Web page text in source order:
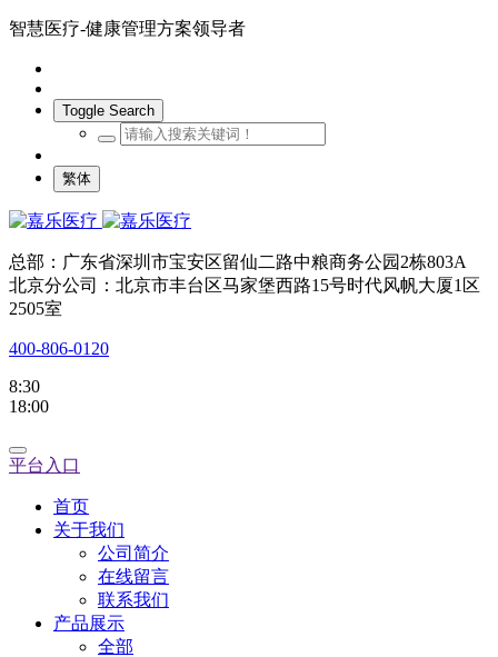
智慧医疗-健康管理方案领导者
Toggle Search
繁体
总部：广东省深圳市宝安区留仙二路中粮商务公园2栋803A
北京分公司：北京市丰台区马家堡西路15号时代风帆大厦1区
2505室
400-806-0120
8:30
18:00
平台入口
首页
关于我们
公司简介
在线留言
联系我们
产品展示
全部